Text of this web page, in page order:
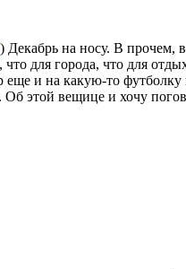
Декабрь на носу. В прочем,
для города, что для
и на какую-то
. Об этой вещице и хочу